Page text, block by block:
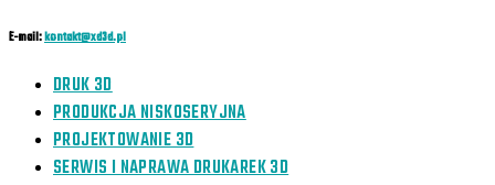
E-mail:kontakt@xd3d.pl
DRUK 3D
PRODUKCJA NISKOSERYJNA
PROJEKTOWANIE 3D
SERWIS I NAPRAWA DRUKAREK 3D